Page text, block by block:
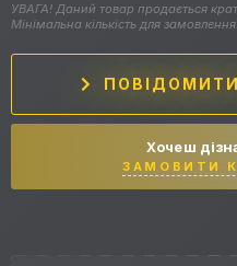
УВАГА! Даний товар продається
Мінімальна кількість для
Хочеш
ЗАМОВИТИ